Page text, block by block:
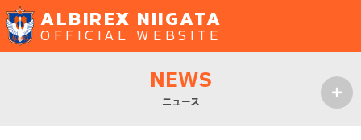
ALBIREX NIIGATA
OFFICIAL WEBSITE
NEWS
ニュース